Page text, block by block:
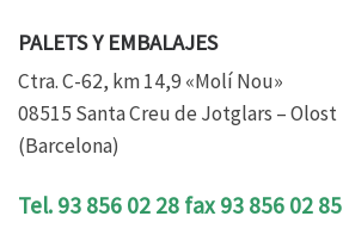
PALETS Y EMBALAJES
Ctra. C-62, km 14,9 «Molí Nou»
08515 Santa Creu de Jotglars – Olost
(Barcelona)
Tel. 93 856 02 28 fax 93 856 02 85